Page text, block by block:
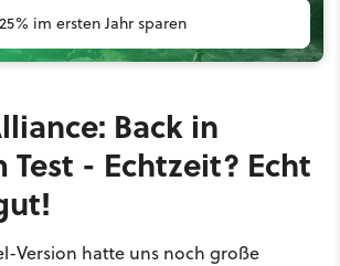
25% im ersten Jahr sparen
Back in
- Echtzeit? Echt
Version hatte uns noch große